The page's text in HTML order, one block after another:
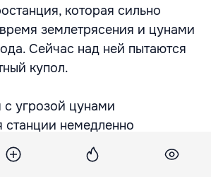
которая сильно
землетрясения и цунами
Сейчас над ней пытаются
купол.
угрозой цунами
станции немедленно
которые находились
Каких-либо серьезных